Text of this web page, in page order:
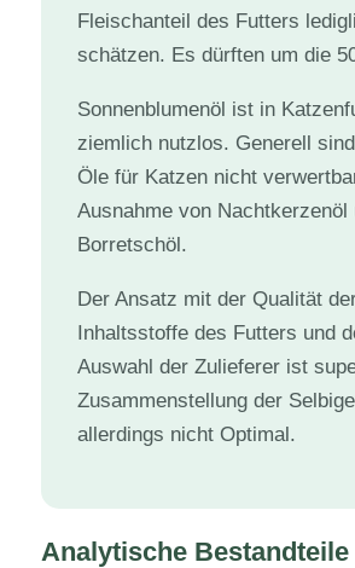
Fleischanteil des Futters
schätzen. Es dürften um die
Sonnenblumenöl ist in
ziemlich nutzlos. Generell
Öle für Katzen nicht
Ausnahme von Nachtkerzenöl
Borretschöl.
Der Ansatz mit der Qualität
Inhaltsstoffe des Futters und
Auswahl der Zulieferer ist
Zusammenstellung der
allerdings nicht Optimal.
Analytische Bestandteile